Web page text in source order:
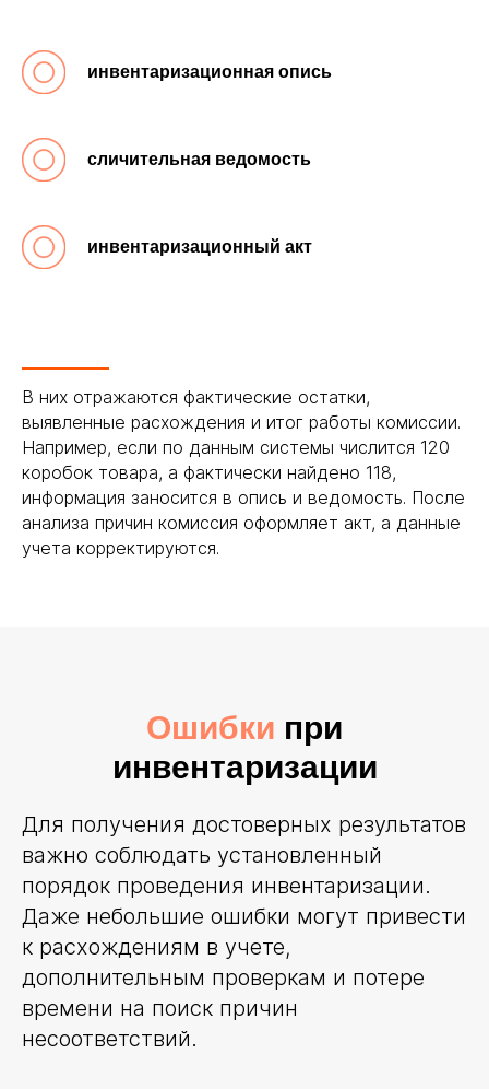
инвентаризационная опись
сличительная ведомость
инвентаризационный акт
В них отражаются фактические остатки,
выявленные расхождения и итог работы комиссии.
Например, если по данным системы числится 120
коробок товара, а фактически найдено 118,
информация заносится в опись и ведомость. После
анализа причин комиссия оформляет акт, а данные
учета корректируются.
Ошибки при
инвентаризации
Для получения достоверных результатов
важно соблюдать установленный
порядок проведения инвентаризации.
Даже небольшие ошибки могут привести
к расхождениям в учете,
дополнительным проверкам и потере
времени на поиск причин
несоответствий.